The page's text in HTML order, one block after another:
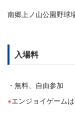
南郷上ノ山公園野球
入場料
無料、自由参加
エンジョイゲーム